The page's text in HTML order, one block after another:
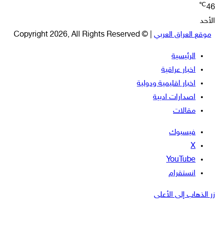
46
℃
الأحد
موقع العراق العربي | © Copyright 2026, All Rights Reserved
الرئيسية
اخبار عراقية
اخبار اقليمية ودولية
اصدارات ادبية
مقالات
فيسبوك
‫X
‫YouTube
انستقرام
زر الذهاب إلى الأعلى